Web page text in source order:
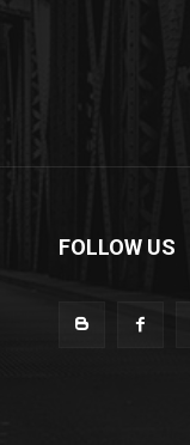
FOLLOW US